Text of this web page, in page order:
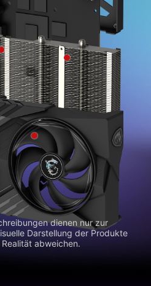
dienen nur zur
Darstellung der Produkte
abweichen.